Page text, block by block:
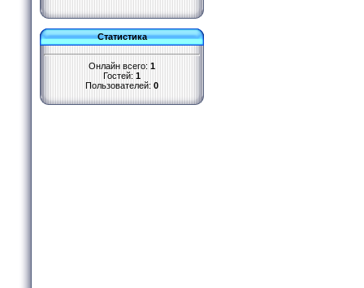
Статистика
Онлайн всего: 1
Гостей: 1
Пользователей: 0